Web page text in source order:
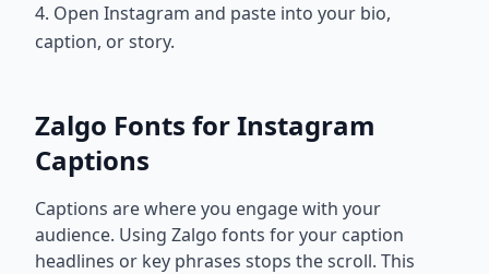
4. Open Instagram and paste into your bio,
caption, or story.
Zalgo Fonts for Instagram
Captions
Captions are where you engage with your
audience. Using Zalgo fonts for your caption
headlines or key phrases stops the scroll. This